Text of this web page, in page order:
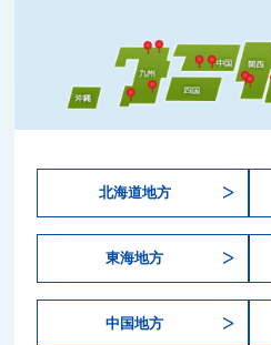
北海道地方
東海地方
中国地方